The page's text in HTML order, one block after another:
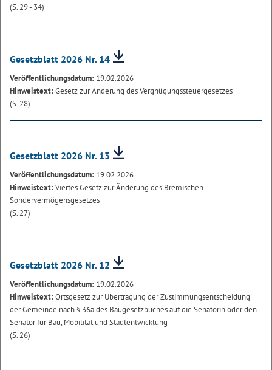
(S. 29 - 34)
Gesetzblatt 2026 Nr. 14
Veröffentlichungsdatum: 19.02.2026
Hinweistext:Gesetz zur Änderung des Vergnügungssteuergesetzes
(S. 28)
Gesetzblatt 2026 Nr. 13
Veröffentlichungsdatum: 19.02.2026
Hinweistext:Viertes Gesetz zur Änderung des Bremischen
Sondervermögensgesetzes
(S. 27)
Gesetzblatt 2026 Nr. 12
Veröffentlichungsdatum: 19.02.2026
Hinweistext:Ortsgesetz zur Übertragung der Zustimmungsentscheidung
der Gemeinde nach § 36a des Baugesetzbuches auf die Senatorin oder den
Senator für Bau, Mobilität und Stadtentwicklung
(S. 26)